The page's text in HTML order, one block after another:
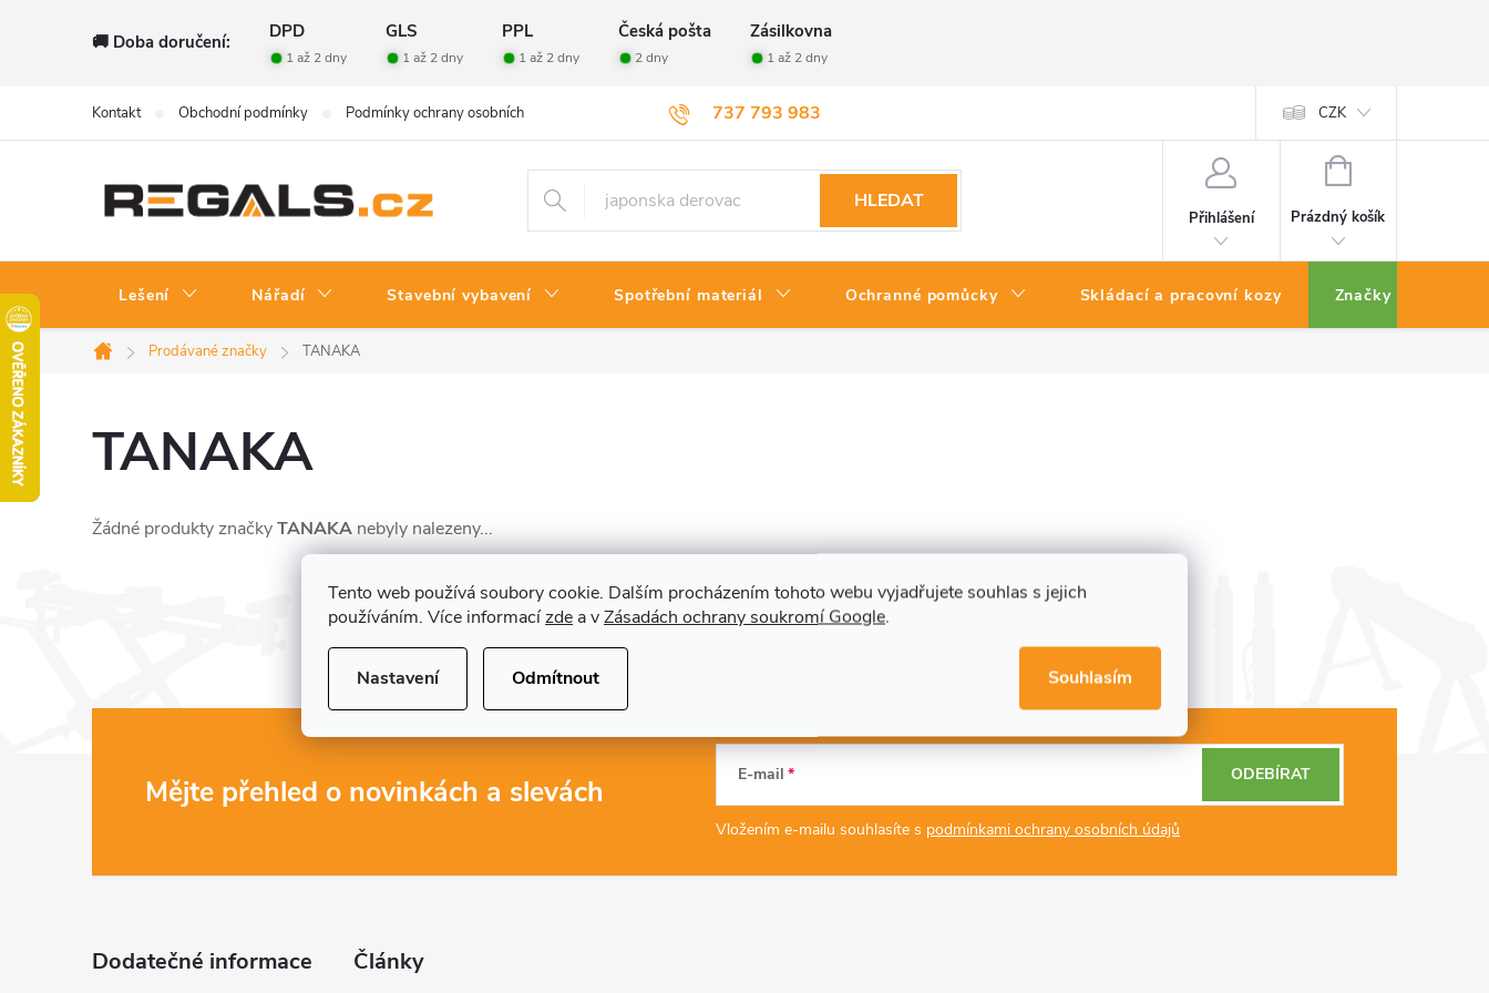
Tento web používá soubory cookie. Dalším procházením tohoto webu vyjadřujete souhlas s jejich
používáním. Více informacízde a vZásadách ochrany soukromí Google.
Nastavení Odmítnout Souhlasím
🚚 Doba doručení: DPD GLS PPL Česká pošta Zásilkovna
1 až 2 dny 1 až 2 dny 1 až 2 dny 2 dny 1 až 2 dny
737 793 983
Kontakt Obchodní podmínky Podmínky ochrany osobních údajů Velkoobchod Vrácení zboží CZK
HLEDAT
Přihlášení
NÁKUPNÍ
Prázdný košík
Lešení Nářadí Stavební vybavení Spotřební materiál Ochranné pomůcky Skládací a pracovní kozy Značky
Domů
Prodávané značky TANAKA
TANAKA
Žádné produkty značkyTANAKA nebyly nalezeny...
Mějte přehled o novinkách a slevách E-mail
Vložením e-mailu souhlasíte s podmínkami ochrany osobních údajů
ODEBÍRAT
Dodatečné informace Články